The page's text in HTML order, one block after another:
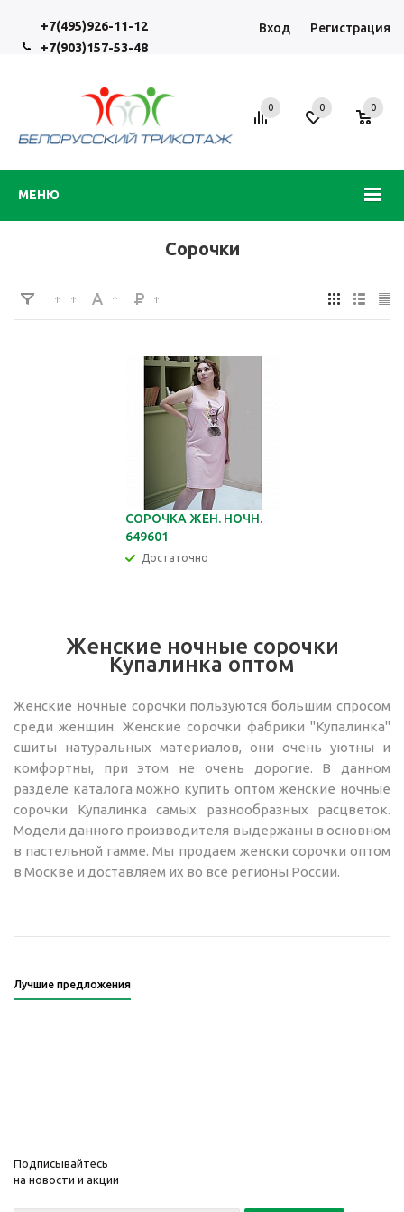
+7(495)926-11-12
+7(903)157-53-48
Вход Регистрация
МЕНЮ
0 0 0
Сорочки
СОРОЧКА ЖЕН. НОЧН.
649601
Достаточно
Женские ночные сорочки
Купалинка оптом
Женские ночные сорочки пользуются большим спросом
среди женщин. Женские сорочки фабрики "Купалинка"
сшиты натуральных материалов, они очень уютны и
комфортны, при этом не очень дорогие. В данном
разделе каталога можно купить оптом женские ночные
сорочки Купалинка самых разнообразных расцветок.
Модели данного производителя выдержаны в основном
в пастельной гамме. Мы продаем женски сорочки оптом
в Москве и доставляем их во все регионы России.
Лучшие предложения
Подписывайтесь
на новости и акции